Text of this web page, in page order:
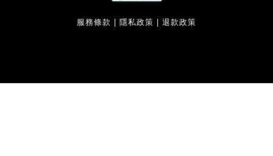
服務條款 隱私政策 退款政策